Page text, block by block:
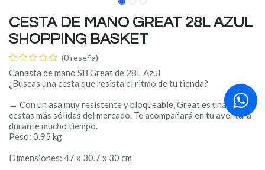
CESTA DE MANO GREAT 28L AZUL
SHOPPING BASKET
(0 reseña)
Canasta de mano SB Great de 28L Azul
¿Buscas una cesta que resista el ritmo de tu tienda?
→ Con un asa muy resistente y bloqueable, Great es una de las
cestas más sólidas del mercado. Te acompañará en tu aventura
durante mucho tiempo.
Peso: 0.95 kg
Dimensiones: 47 x 30.7 x 30 cm